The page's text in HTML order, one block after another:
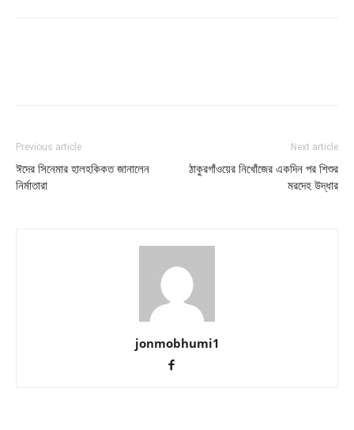
Previous article
ঈদের সিনেমার হালহকিকত জানালেন
নির্মাতারা
Next article
ঠাকুরগাঁওয়ের নিখোঁজের একদিন পর শিশুর
মরদেহ উদ্ধার
jonmobhumi1